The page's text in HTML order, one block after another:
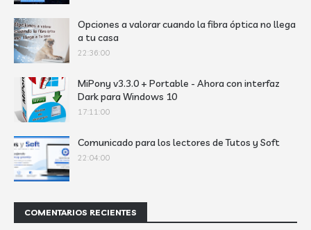
Opciones a valorar cuando la fibra óptica no llega
a tu casa
22:36:00
MiPony v3.3.0 + Portable - Ahora con interfaz
Dark para Windows 10
17:11:00
Comunicado para los lectores de Tutos y Soft
22:04:00
COMENTARIOS RECIENTES